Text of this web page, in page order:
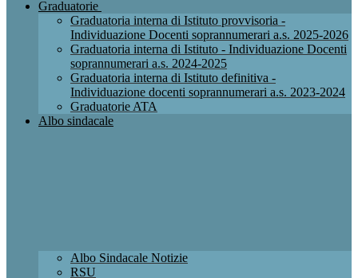
Graduatorie
Graduatoria interna di Istituto provvisoria -
Individuazione Docenti soprannumerari a.s. 2025-2026
Graduatoria interna di Istituto - Individuazione Docenti
soprannumerari a.s. 2024-2025
Graduatoria interna di Istituto definitiva -
Individuazione docenti soprannumerari a.s. 2023-2024
Graduatorie ATA
Albo sindacale
Albo Sindacale Notizie
RSU